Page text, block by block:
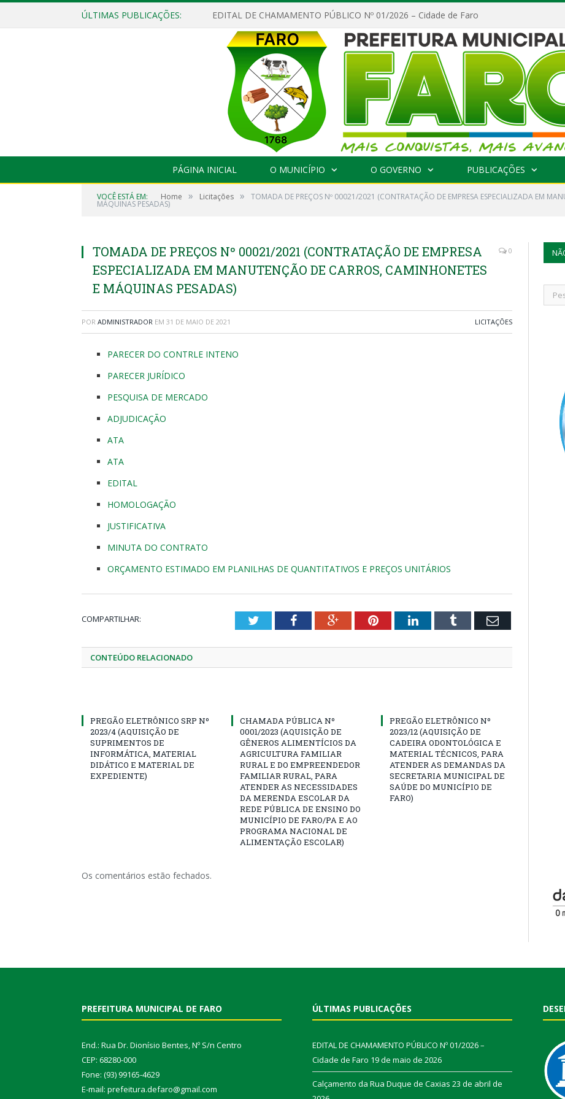
ÚLTIMAS PUBLICAÇÕES: EDITAL DE CHAMAMENTO PÚBLICO Nº 01/2026 – Cidade de Faro
PÁGINA INICIAL O MUNICÍPIO O GOVERNO PUBLICAÇÕES
VOCÊ ESTÁ EM: Home » Licitações » TOMADA DE PREÇOS Nº 00021/2021 (CONTRATAÇÃO DE EMPRESA ESPECIALIZADA EM
MÁQUINAS PESADAS)
TOMADA DE PREÇOS Nº 00021/2021 (CONTRATAÇÃO DE EMPRESA
ESPECIALIZADA EM MANUTENÇÃO DE CARROS, CAMINHONETES
E MÁQUINAS PESADAS)
0
POR ADMINISTRADOR EM 31 DE MAIO DE 2021 LICITAÇÕES
PARECER DO CONTRLE INTENO
PARECER JURÍDICO
PESQUISA DE MERCADO
ADJUDICAÇÃO
ATA
ATA
EDITAL
HOMOLOGAÇÃO
JUSTIFICATIVA
MINUTA DO CONTRATO
ORÇAMENTO ESTIMADO EM PLANILHAS DE QUANTITATIVOS E PREÇOS UNITÁRIOS
COMPARTILHAR: TwitterFacebookGoogle+PinterestLinkedInTumblr Email
CONTEÚDO RELACIONADO
PREGÃO ELETRÔNICO SRP Nº
2023/4 (AQUISIÇÃO DE
SUPRIMENTOS DE
INFORMÁTICA, MATERIAL
DIDÁTICO E MATERIAL DE
EXPEDIENTE)
CHAMADA PÚBLICA Nº
0001/2023 (AQUISIÇÃO DE
GÊNEROS ALIMENTÍCIOS DA
AGRICULTURA FAMILIAR
RURAL E DO EMPREENDEDOR
FAMILIAR RURAL, PARA
ATENDER AS NECESSIDADES
DA MERENDA ESCOLAR DA
REDE PÚBLICA DE ENSINO DO
MUNICÍPIO DE FARO/PA E AO
PROGRAMA NACIONAL DE
ALIMENTAÇÃO ESCOLAR)
PREGÃO ELETRÔNICO Nº
2023/12 (AQUISIÇÃO DE
CADEIRA ODONTOLÓGICA E
MATERIAL TÉCNICOS, PARA
ATENDER AS DEMANDAS DA
SECRETARIA MUNICIPAL DE
SAÚDE DO MUNICÍPIO DE
FARO)
Os comentários estão fechados.
PREFEITURA MUNICIPAL DE FARO
End.: Rua Dr. Dionísio Bentes, Nº S/n Centro
CEP: 68280-000
Fone: (93) 99165-4629
E-mail: prefeitura.defaro@gmail.com
ÚLTIMAS PUBLICAÇÕES
EDITAL DE CHAMAMENTO PÚBLICO Nº 01/2026 –
Cidade de Faro 19 de maio de 2026
Calçamento da Rua Duque de Caxias 23 de abril de